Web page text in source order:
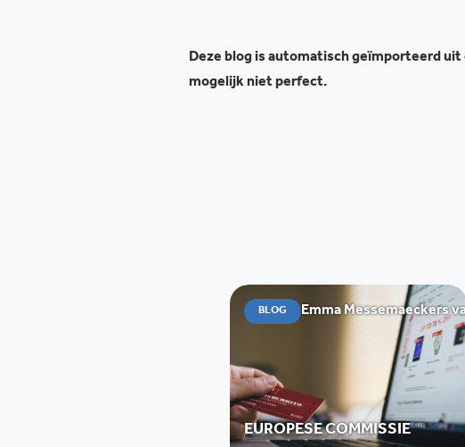
Deze blog is automatisch geïmporteerd
mogelijk niet perfect.
BLOG Emma Messemaeckers
EUROPESE COMMISSIE